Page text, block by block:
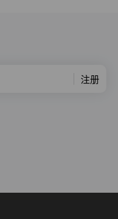
注册